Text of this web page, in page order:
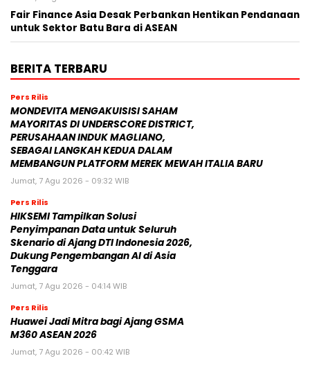
Fair Finance Asia Desak Perbankan Hentikan Pendanaan
untuk Sektor Batu Bara di ASEAN
BERITA TERBARU
Pers Rilis
MONDEVITA MENGAKUISISI SAHAM
MAYORITAS DI UNDERSCORE DISTRICT,
PERUSAHAAN INDUK MAGLIANO,
SEBAGAI LANGKAH KEDUA DALAM
MEMBANGUN PLATFORM MEREK MEWAH ITALIA BARU
Jumat, 7 Agu 2026 - 09:32 WIB
Pers Rilis
HIKSEMI Tampilkan Solusi
Penyimpanan Data untuk Seluruh
Skenario di Ajang DTI Indonesia 2026,
Dukung Pengembangan AI di Asia
Tenggara
Jumat, 7 Agu 2026 - 04:14 WIB
Pers Rilis
Huawei Jadi Mitra bagi Ajang GSMA
M360 ASEAN 2026
Jumat, 7 Agu 2026 - 00:42 WIB